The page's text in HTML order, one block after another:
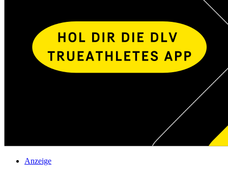
Anzeige